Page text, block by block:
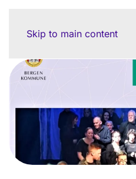
Skip to main content